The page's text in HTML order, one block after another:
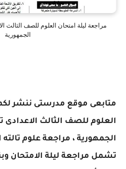
الجمهورية
متابعى موقع مدرستى ننشر
الجمهورية ،
تشمل مراجعة ليلة الامتحان